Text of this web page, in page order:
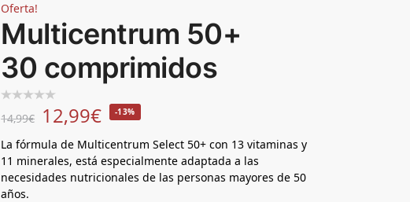
Oferta!
Multicentrum 50+
30 comprimidos
14,99€ 12,99€ -13%
La fórmula de Multicentrum Select 50+ con 13 vitaminas y
11 minerales, está especialmente adaptada a las
necesidades nutricionales de las personas mayores de 50
años.